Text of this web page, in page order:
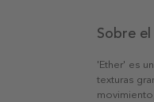
Sobre
'Ether' es
texturas